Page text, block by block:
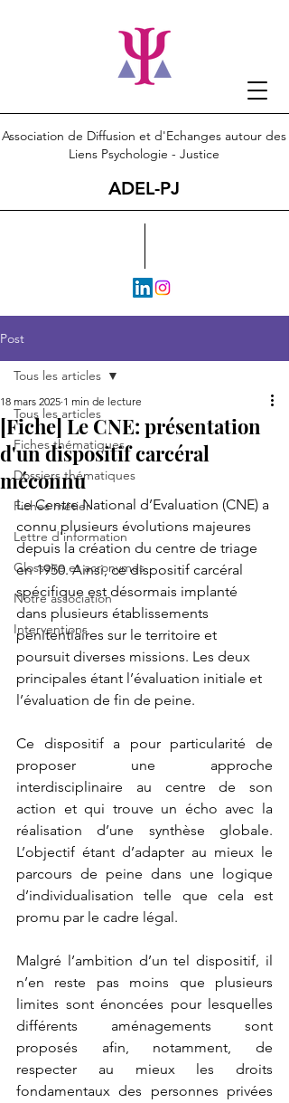
Association de Diffusion et d'Echanges autour des
Liens Psychologie - Justice
ADEL-PJ
Post
Tous les articles
Fiches thématiques
Dossiers thématiques
Fiches métier
Lettre d'information
Glossaire et acronymes
Notre association
Interventions
Tous les articles
[Fiche] Le CNE: présentation
d'un dispositif carcéral
méconnu
18 mars 2025 1 min de lecture
Le Centre National d’Evaluation (CNE) a
connu plusieurs évolutions majeures
depuis la création du centre de triage
en 1950. Ainsi, ce dispositif carcéral
spécifique est désormais implanté
dans plusieurs établissements
pénitentiaires sur le territoire et
poursuit diverses missions. Les deux
principales étant l’évaluation initiale et
l’évaluation de fin de peine.
Ce dispositif a pour particularité de
proposer une approche
interdisciplinaire au centre de son
action et qui trouve un écho avec la
réalisation d’une synthèse globale.
L’objectif étant d’adapter au mieux le
parcours de peine dans une logique
d’individualisation telle que cela est
promu par le cadre légal.
Malgré l’ambition d’un tel dispositif, il
n’en reste pas moins que plusieurs
limites sont énoncées pour lesquelles
différents aménagements sont
proposés afin, notamment, de
respecter au mieux les droits
fondamentaux des personnes privées